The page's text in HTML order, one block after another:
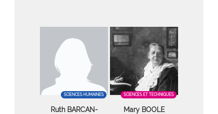
SCIENCES HUMAINES
Ruth BARCAN-
SCIENCES ET TECHNIQUES
Mary BOOLE